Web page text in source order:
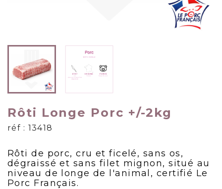
Rôti Longe Porc +/-2kg
réf : 13418
Rôti de porc, cru et ficelé, sans os,
dégraissé et sans filet mignon, situé au
niveau de longe de l'animal, certifié Le
Porc Français.